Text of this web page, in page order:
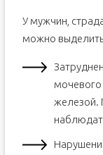
У мужчин,
можно
мочевого
железой.